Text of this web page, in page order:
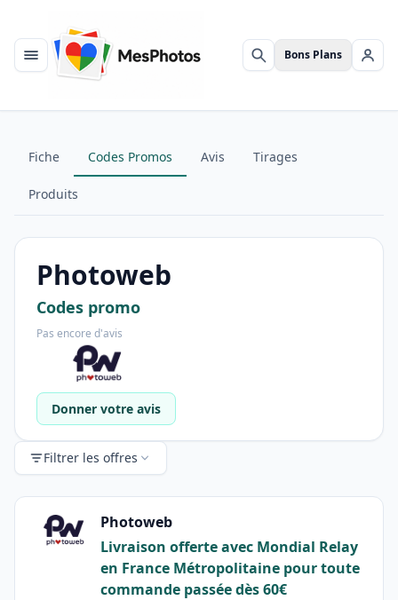
Menu Rechercher
Bons Plans Se
Fiche Codes Promos Avis Tirages
Produits
Photoweb
Codes promo
Pas encore d'avis
Donner votre avis
Filtrer les offres
Photoweb
Livraison offerte avec Mondial Relay
en France Métropolitaine pour toute
commande passée dès 60€